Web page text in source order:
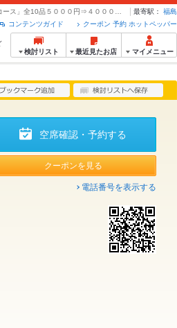
最寄駅：
福島
クーポン 予約 ホットペッパー
コンテンツガイド
検討リスト 最近見たお店 マイメニュー
空席確認・予約する
クーポンを見る
電話番号を表示する